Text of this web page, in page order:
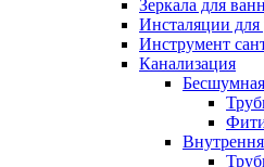
Зеркала для
Инсталяции для
Инструмент
Канализация